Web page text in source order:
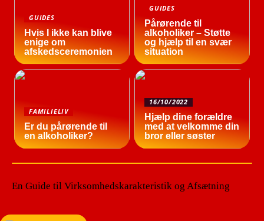
GUIDES
Hvis I ikke kan blive
enige om
afskedsceremonien
GUIDES
Pårørende til
alkoholiker – Støtte
og hjælp til en svær
situation
FAMILIELIV
Er du pårørende til
en alkoholiker?
16/10/2022
Hjælp dine forældre
med at velkomme din
bror eller søster
En Guide til Virksomhedskarakteristik og Afsætning